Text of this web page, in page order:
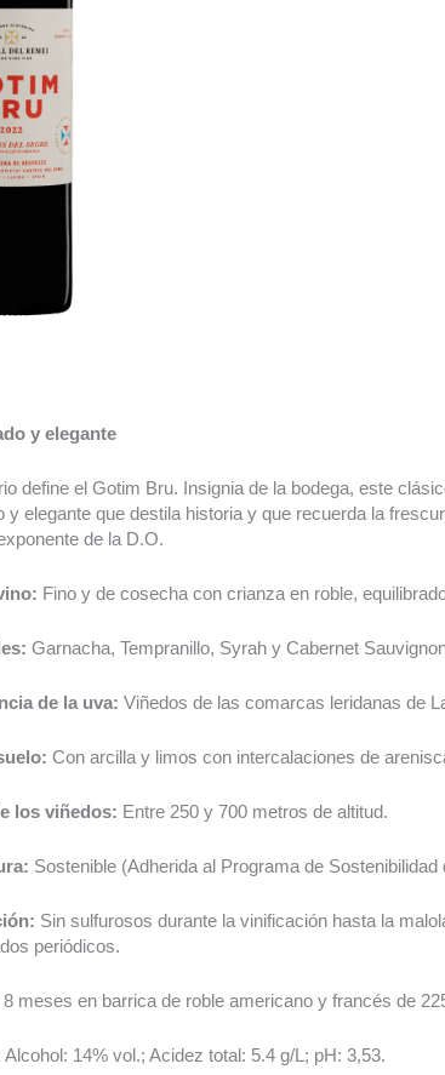
y elegante
define el Gotim Bru. Insignia de la bodega, este
y elegante que destila historia y que recuerda la
de la D.O.
Fino y de cosecha con crianza en roble,
Garnacha, Tempranillo, Syrah y Cabernet
de la uva: Viñedos de las comarcas leridanas de
Con arcilla y limos con intercalaciones de
los viñedos: Entre 250 y 700 metros de altitud.
Sostenible (Adherida al Programa de
Sin sulfurosos durante la vinificación hasta la
periódicos.
8 meses en barrica de roble americano y francés de
Alcohol: 14% vol.; Acidez total: 5.4 g/L; pH: 3,53.